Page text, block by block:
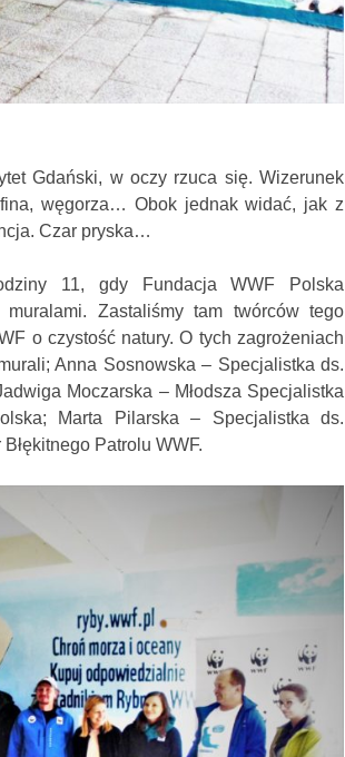
Gdański, w oczy rzuca się. Wizerunek
węgorza… Obok jednak widać, jak z
Czar pryska…
11, gdy Fundacja WWF Polska
Zastaliśmy tam twórców tego
o czystość natury. O tych zagrożeniach
Anna Sosnowska – Specjalistka ds.
Moczarska – Młodsza Specjalistka
Marta Pilarska – Specjalistka ds.
Patrolu WWF.